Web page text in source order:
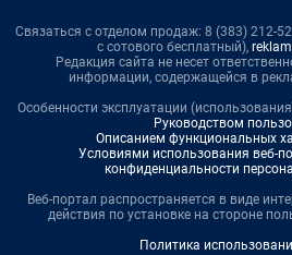
Связаться с отделом продаж: 8 (383) 212-
с сотового бесплатный),
Редакция сайта не несет
информации, содержащейся в
Особенности эксплуатации
Руководством
Описанием функциональных
Условиями использования веб-
конфиденциальности
Веб-портал распространяется в виде
действия по установке на стороне
Политика